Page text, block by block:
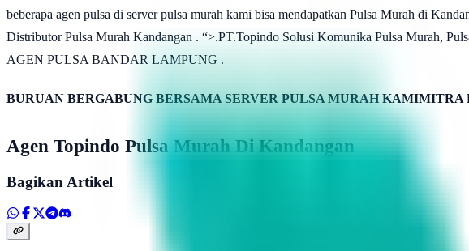
beberapa agen pulsa di server pulsa murah kami bisa mendapatkan Pulsa Murah di
Distributor Pulsa Murah Kandangan . “>.PT.Topindo Solusi Komunika Pulsa
AGEN PULSA BANDAR LAMPUNG .
BURUAN BERGABUNG BERSAMA SERVER PULSA MURAH KAMIMITRA
Agen Topindo Pulsa Murah Di Kandangan
Bagikan Artikel